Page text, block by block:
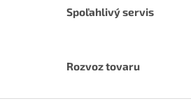
Spoľahlivý servis
Rozvoz tovaru